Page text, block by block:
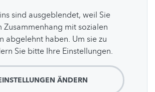
sind ausgeblendet, weil Sie
Zusammenhang mit sozialen
abgelehnt haben. Um sie zu
Sie bitte Ihre Einstellungen.
ÄNDERN